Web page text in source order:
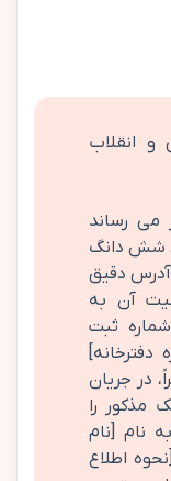
و انقلاب
می رساند
شش دانگ
دقیق
آن به
ثبت
دفترخانه]
در جریان
مذکور را
نام [نام
اطلاع